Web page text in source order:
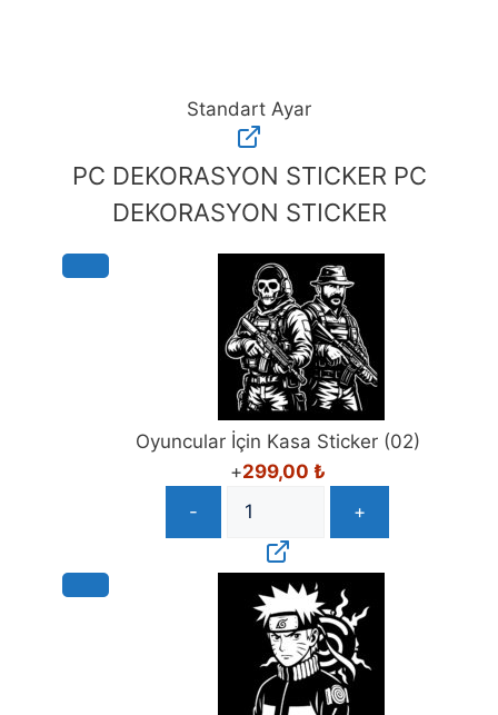
Standart Ayar
PC DEKORASYON STICKER PC
DEKORASYON STICKER
Oyuncular İçin Kasa Sticker (02)
+299,00 ₺
-
+